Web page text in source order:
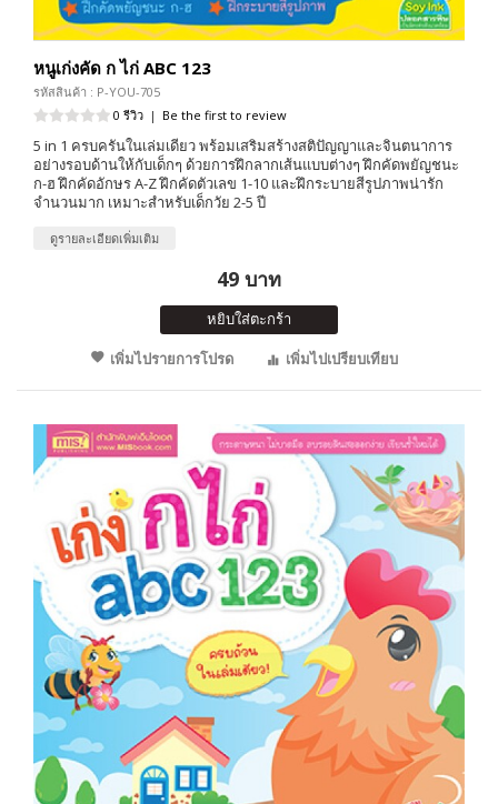
หนูเก่งคัด ก ไก่ ABC 123
รหัสสินค้า : P-YOU-705
0 รีวิว | Be the first to review
5 in 1 ครบครันในเล่มเดียว พร้อมเสริมสร้างสติปัญญาและจินตนาการ
อย่างรอบด้านให้กับเด็กๆ ด้วยการฝึกลากเส้นแบบต่างๆ ฝึกคัดพยัญชนะ
ก-ฮ ฝึกคัดอักษร A-Z ฝึกคัดตัวเลข 1-10 และฝึกระบายสีรูปภาพน่ารัก
จำนวนมาก เหมาะสำหรับเด็กวัย 2-5 ปี
ดูรายละเอียดเพิ่มเติม
49 บาท
หยิบใส่ตะกร้า
เพิ่มไปรายการโปรด
เพิ่มไปเปรียบเทียบ